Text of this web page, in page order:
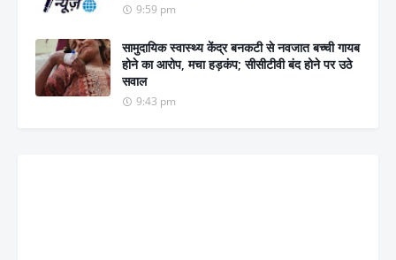
9:59 pm
सामुदायिक स्वास्थ्य केंद्र बनकटी से नवजात बच्ची गायब
होने का आरोप, मचा हड़कंप; सीसीटीवी बंद होने पर उठे
सवाल
9:43 pm